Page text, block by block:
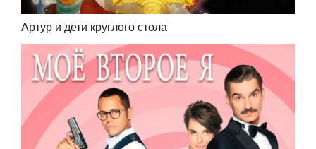
Артур и дети круглого стола